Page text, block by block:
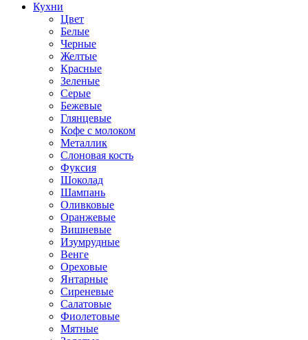
Кухни
Цвет
Белые
Черные
Желтые
Красные
Зеленые
Серые
Бежевые
Глянцевые
Кофе с молоком
Металлик
Слоновая кость
Фуксия
Шоколад
Шампань
Оливковые
Оранжевые
Вишневые
Изумрудные
Венге
Ореховые
Янтарные
Сиреневые
Салатовые
Фиолетовые
Мятные